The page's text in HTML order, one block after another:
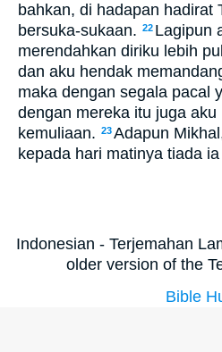
bahkan, di hadapan hadirat
bersuka-sukaan. 22 Lagipun
merendahkan diriku lebih
dan aku hendak
maka dengan segala pacal
dengan mereka itu juga aku
kemuliaan. 23Adapun
kepada hari matinya tiada
Indonesian - Terjemahan
older version of the
Bible